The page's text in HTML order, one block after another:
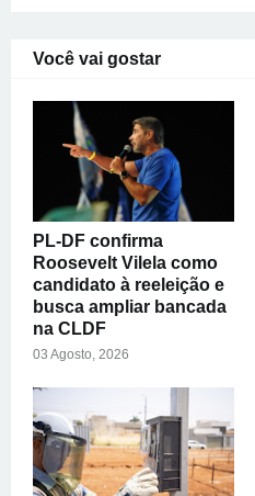
Você vai gostar
PL-DF confirma
Roosevelt Vilela como
candidato à reeleição e
busca ampliar bancada
na CLDF
03 Agosto, 2026